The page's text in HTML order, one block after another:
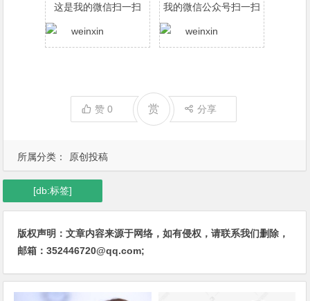
所属分类： 原创投稿
这是我的微信扫一扫
我的微信公众号扫一扫
赞0 赏 分享
[db:标签]
版权声明：文章内容来源于网络，如有侵权，请联系我们删除，
邮箱：352446720@qq.com;